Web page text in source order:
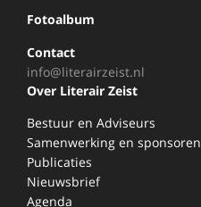
Fotoalbum
Contact
info@literairzeist.nl
Over Literair Zeist
Bestuur en Adviseurs
Samenwerking en sponsoren
Publicaties
Nieuwsbrief
Agenda